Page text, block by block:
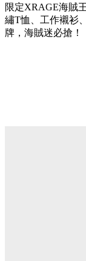
限定XRAGE海賊
繡T恤、工作襯衫
牌，海賊迷必搶！